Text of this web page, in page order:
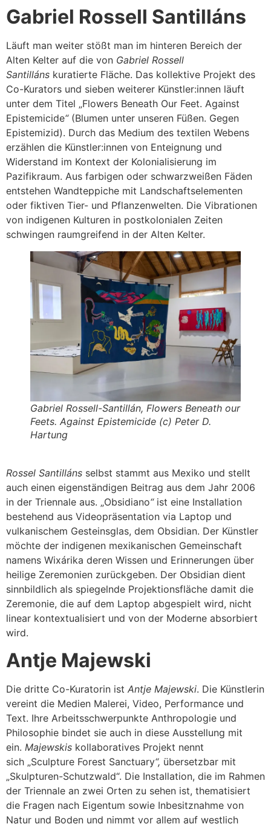
Gabriel Rossell Santilláns
Läuft man weiter stößt man im hinteren Bereich der
Alten Kelter auf die von Gabriel Rossell
Santilláns kuratierte Fläche. Das kollektive Projekt des
Co-Kurators und sieben weiterer Künstler:innen läuft
unter dem Titel „Flowers Beneath Our Feet. Against
Epistemicide“ (Blumen unter unseren Füßen. Gegen
Epistemizid). Durch das Medium des textilen Webens
erzählen die Künstler:innen von Enteignung und
Widerstand im Kontext der Kolonialisierung im
Pazifikraum. Aus farbigen oder schwarzweißen Fäden
entstehen Wandteppiche mit Landschaftselementen
oder fiktiven Tier- und Pflanzenwelten. Die Vibrationen
von indigenen Kulturen in postkolonialen Zeiten
schwingen raumgreifend in der Alten Kelter.
Gabriel Rossell-Santillán, Flowers Beneath our
Feets. Against Epistemicide (c) Peter D.
Hartung
Rossel Santilláns selbst stammt aus Mexiko und stellt
auch einen eigenständigen Beitrag aus dem Jahr 2006
in der Triennale aus. „Obsidiano“ist eine Installation
bestehend aus Videopräsentation via Laptop und
vulkanischem Gesteinsglas, dem Obsidian. Der Künstler
möchte der indigenen mexikanischen Gemeinschaft
namens Wixárika deren Wissen und Erinnerungen über
heilige Zeremonien zurückgeben. Der Obsidian dient
sinnbildlich als spiegelnde Projektionsfläche damit die
Zeremonie, die auf dem Laptop abgespielt wird, nicht
linear kontextualisiert und von der Moderne absorbiert
wird.
Antje Majewski
Die dritte Co-Kuratorin ist Antje Majewski. Die Künstlerin
vereint die Medien Malerei, Video, Performance und
Text. Ihre Arbeitsschwerpunkte Anthropologie und
Philosophie bindet sie auch in diese Ausstellung mit
ein. Majewskis kollaboratives Projekt nennt
sich „Sculpture Forest Sanctuary“, übersetzbar mit
„Skulpturen-Schutzwald“. Die Installation, die im Rahmen
der Triennale an zwei Orten zu sehen ist, thematisiert
die Fragen nach Eigentum sowie Inbesitznahme von
Natur und Boden und nimmt vor allem auf westlich